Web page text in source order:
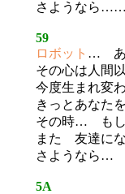
さようなら
59
ロボット … あ
その心は人間
今度生まれ変
きっとあなた
その時… もし
また 友達に
さようなら
5A